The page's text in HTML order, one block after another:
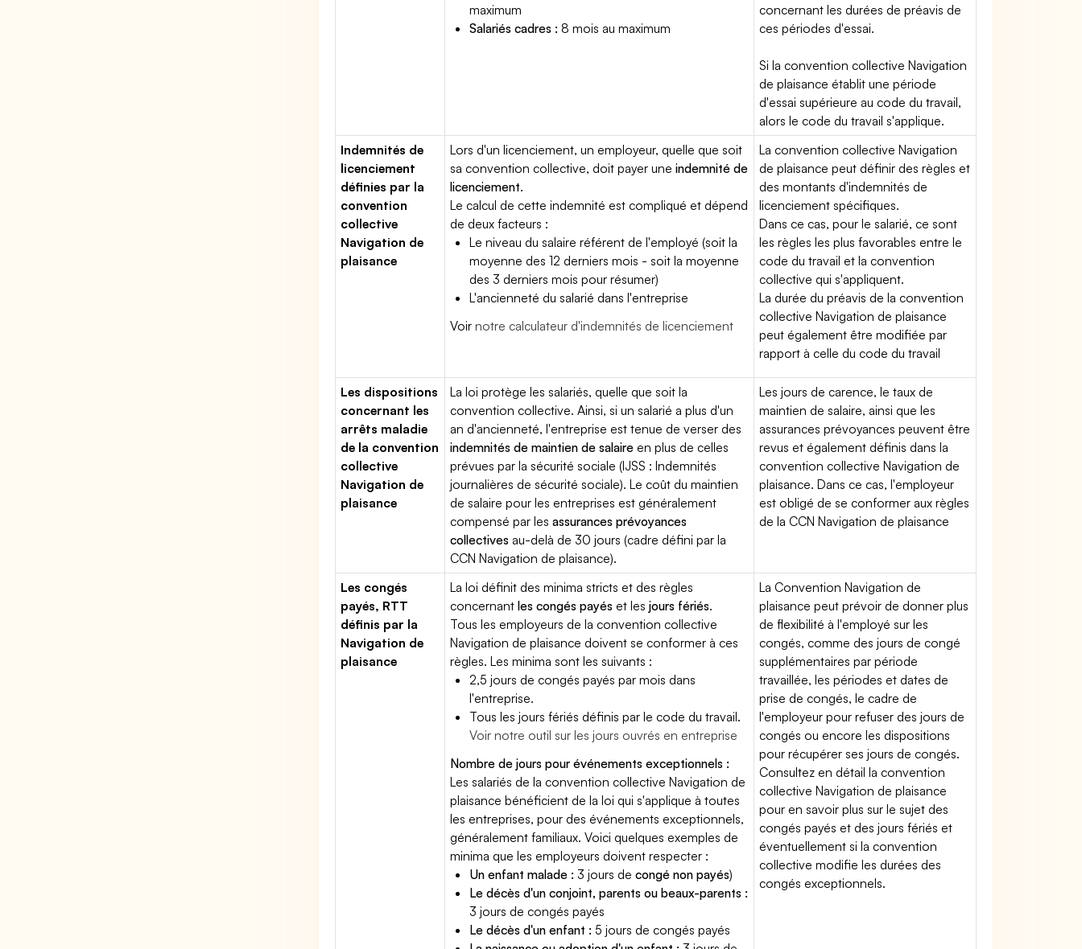
maximum
Salariés cadres : 8 mois au maximum
concernant les durées de préavis de
ces périodes d'essai.
Si la convention collective Navigation
de plaisance établit une période
d'essai supérieure au code du travail,
alors le code du travail s'applique.
Indemnités de
licenciement
définies par la
convention
collective
Navigation de
plaisance
Lors d'un licenciement, un employeur, quelle que soit
sa convention collective, doit payer uneindemnité de
licenciement.
Le calcul de cette indemnité est compliqué et dépend
de deux facteurs :
Le niveau du salaire référent de l'employé (soit la
moyenne des 12 derniers mois - soit la moyenne
des 3 derniers mois pour résumer)
L'ancienneté du salarié dans l'entreprise
Voirnotre calculateur d'indemnités de licenciement
La convention collective Navigation
de plaisance peut définir des règles et
des montants d'indemnités de
licenciement spécifiques.
Dans ce cas, pour le salarié, ce sont
les règles les plus favorables entre le
code du travail et la convention
collective qui s'appliquent.
La durée du préavis de la convention
collective Navigation de plaisance
peut également être modifiée par
rapport à celle du code du travail
Les dispositions
concernant les
arrêts maladie
de la convention
collective
Navigation de
plaisance
La loi protège les salariés, quelle que soit la
convention collective. Ainsi, si un salarié a plus d'un
an d'ancienneté, l'entreprise est tenue de verser des
indemnités de maintien de salaire en plus de celles
prévues par la sécurité sociale (IJSS : Indemnités
journalières de sécurité sociale). Le coût du maintien
de salaire pour les entreprises est généralement
compensé par lesassurances prévoyances
collectives au-delà de 30 jours (cadre défini par la
CCN Navigation de plaisance).
Les jours de carence, le taux de
maintien de salaire, ainsi que les
assurances prévoyances peuvent être
revus et également définis dans la
convention collective Navigation de
plaisance. Dans ce cas, l'employeur
est obligé de se conformer aux règles
de la CCN Navigation de plaisance
Les congés
payés, RTT
définis par la
Navigation de
plaisance
La loi définit des minima stricts et des règles
concernantles congés payés et lesjours fériés.
Tous les employeurs de la convention collective
Navigation de plaisance doivent se conformer à ces
règles. Les minima sont les suivants :
2,5 jours de congés payés par mois dans
l'entreprise.
Tous les jours fériés définis par le code du travail.
Voir notre outil sur les jours ouvrés en entreprise
Nombre de jours pour événements exceptionnels :
Les salariés de la convention collective Navigation de
plaisance bénéficient de la loi qui s'applique à toutes
les entreprises, pour des événements exceptionnels,
généralement familiaux. Voici quelques exemples de
minima que les employeurs doivent respecter :
Un enfant malade : 3 jours decongé non payés)
Le décès d'un conjoint, parents ou beaux-parents :
3 jours de congés payés
Le décès d'un enfant : 5 jours de congés payés
La Convention Navigation de
plaisance peut prévoir de donner plus
de flexibilité à l'employé sur les
congés, comme des jours de congé
supplémentaires par période
travaillée, les périodes et dates de
prise de congés, le cadre de
l'employeur pour refuser des jours de
congés ou encore les dispositions
pour récupérer ses jours de congés.
Consultez en détail la convention
collective Navigation de plaisance
pour en savoir plus sur le sujet des
congés payés et des jours fériés et
éventuellement si la convention
collective modifie les durées des
congés exceptionnels.